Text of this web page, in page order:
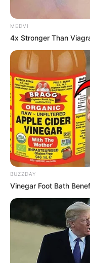
MEDVI
4x Stronger Than
BUZZDAY
Vinegar Foot Bath